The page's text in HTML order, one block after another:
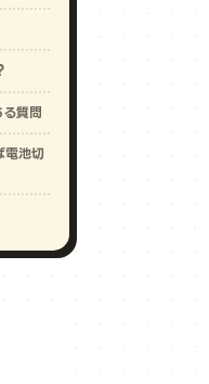
質問
電池切